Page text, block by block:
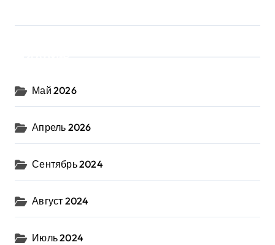
Май 2026
Апрель 2026
Сентябрь 2024
Август 2024
Июль 2024